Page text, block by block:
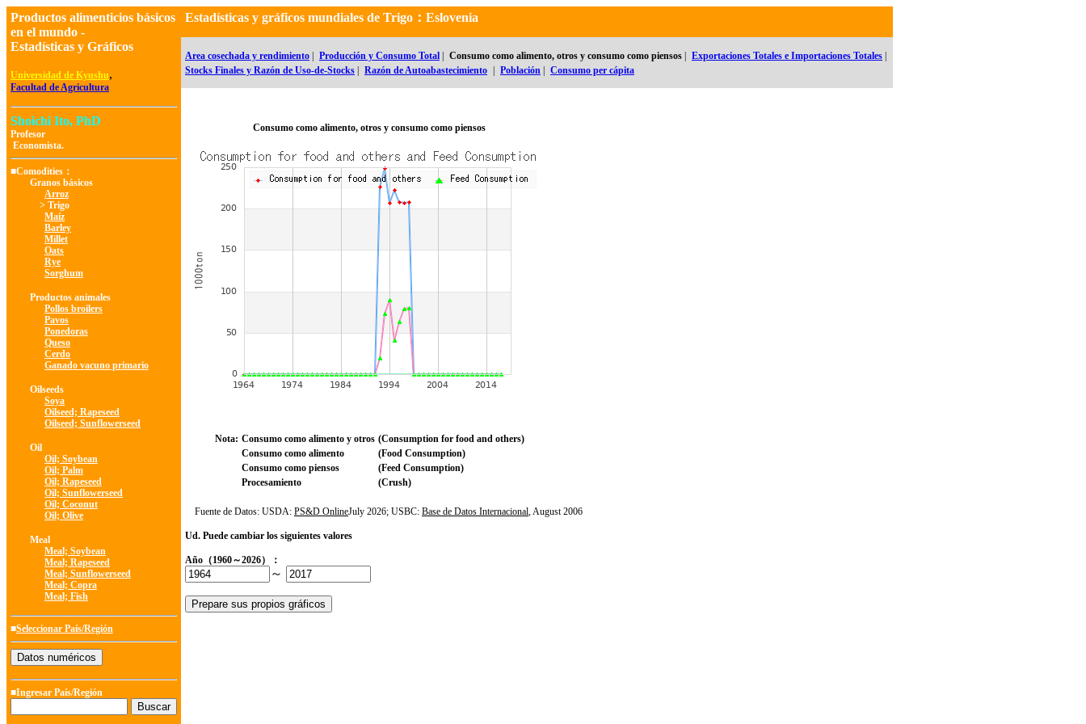
Productos alimenticios básicos
en el mundo -
Estadísticas y Gráficos
Universidad de Kyushu,
Facultad de Agricultura
Shoichi Ito, PhD
Profesor
Economista.
■Comodities：
Granos básicos
Arroz
> Trigo
Maíz
Barley
Millet
Oats
Rye
Sorghum
Productos animales
Pollos broilers
Pavos
Ponedoras
Queso
Cerdo
Ganado vacuno primario
Oilseeds
Soya
Oilseed; Rapeseed
Oilseed; Sunflowerseed
Oil
Oil; Soybean
Oil; Palm
Oil; Rapeseed
Oil; Sunflowerseed
Oil; Coconut
Oil; Olive
Meal
Meal; Soybean
Meal; Rapeseed
Meal; Sunflowerseed
Meal; Copra
Meal; Fish
■Seleccionar País/Región
■Ingresar País/Región
Estadísticas y gráficos mundiales de Trigo：Eslovenia
Area cosechada y rendimiento Producción y Consumo Total Consumo como alimento, otros y consumo como piensos Exportaciones Totales e Importaciones Totales
Stocks Finales y Razón de Uso-de-Stocks
Razón de Autoabastecimiento Población Consumo per cápita
Consumo como alimento, otros y consumo como piensos
Nota: Consumo como alimento y otros (Consumption for food and others)
Consumo como alimento
(Food Consumption)
Consumo como piensos
(Feed Consumption)
Procesamiento
(Crush)
Fuente de Datos: USDA: PS&D OnlineJuly 2026; USBC: Base de Datos Internacional, August 2006
Ud. Puede cambiar los siguientes valores
Año（1960～2026）：
～